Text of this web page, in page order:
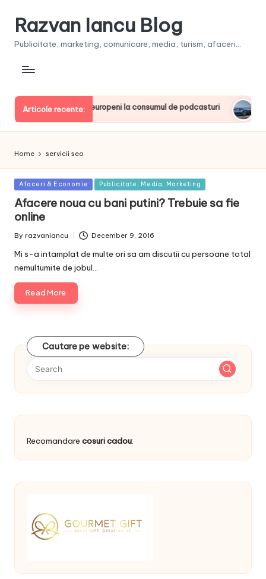
Razvan Iancu Blog
Publicitate, marketing, comunicare, media, turism, afaceri...
Articole recente:
printre liderii europeni la consumul de podcasturi
June
Home servicii seo
Posted
Afaceri & Economie Publicitate, Media, Marketing
Afacere noua cu bani putini? Trebuie sa fie
online
Posted
By razvaniancu December 9, 2016
Mi s-a intamplat de multe ori sa am discutii cu persoane total
nemultumite de jobul…
Read More
Cautare pe website:
Recomandare cosuri cadou: